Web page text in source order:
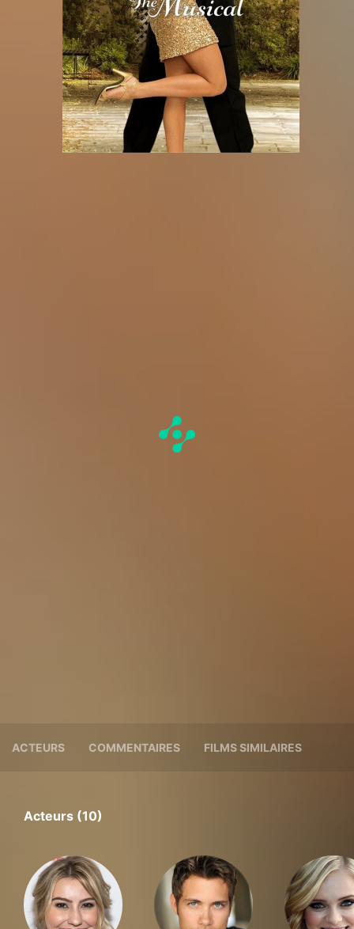
ACTEURS COMMENTAIRES FILMS SIMILAIRES
Acteurs (10)